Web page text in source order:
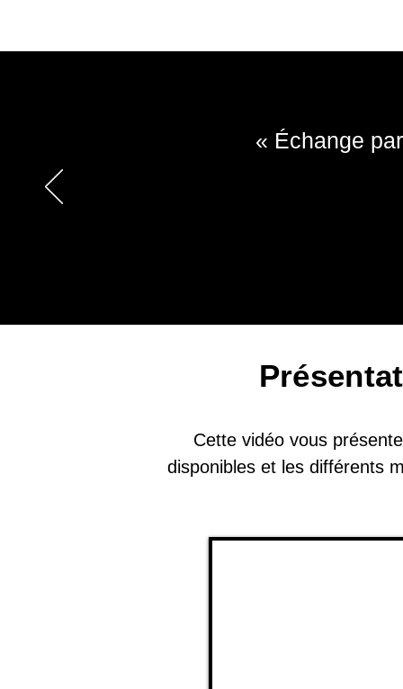
« Échange
Cette vidéo vous
disponibles et les différents